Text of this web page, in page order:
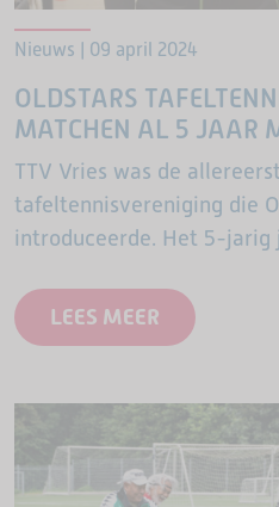
Nieuws | 09 april 2024
OLDSTARS
MATCHEN AL 5 JAAR
TTV Vries was de
tafeltennisvereniging die
introduceerde. Het 5-jarig
LEES MEER